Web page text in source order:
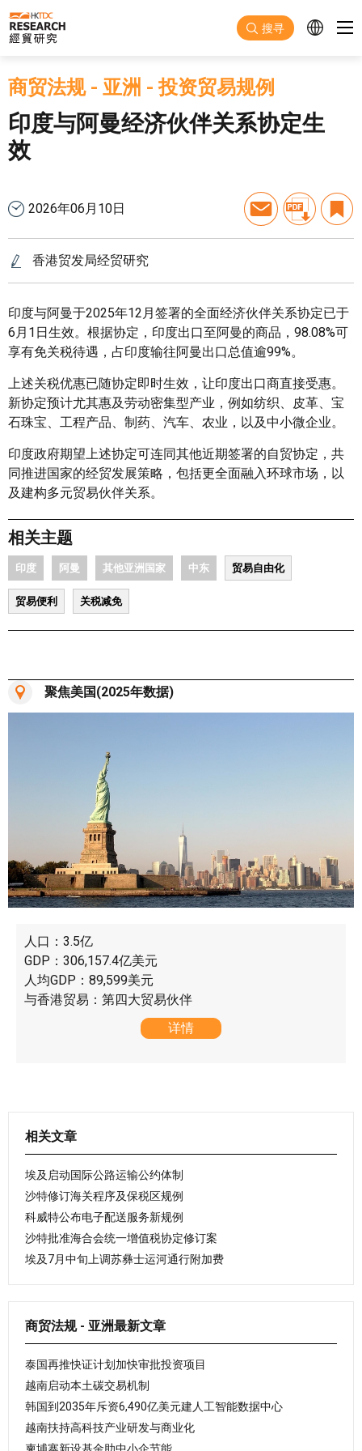
跳至主要内容
搜寻
商贸法规- 亚洲 -投资贸易规例
印度与阿曼经济伙伴关系协定生
效
2026年06月10日
香港贸发局经贸研究
印度与阿曼于2025年12月签署的全面经济伙伴关系协定已于
6月1日生效。根据协定，印度出口至阿曼的商品，98.08%可
享有免关税待遇，占印度输往阿曼出口总值逾99%。
上述关税优惠已随协定即时生效，让印度出口商直接受惠。
新协定预计尤其惠及劳动密集型产业，例如纺织、皮革、宝
石珠宝、工程产品、制药、汽车、农业，以及中小微企业。
印度政府期望上述协定可连同其他近期签署的自贸协定，共
同推进国家的经贸发展策略，包括更全面融入环球市场，以
及建构多元贸易伙伴关系。
相关主题
印度 阿曼 其他亚洲国家 中东 贸易自由化
贸易便利 关税减免
聚焦美国(2025年数据)
人口：3.5亿
GDP：306,157.4亿美元
人均GDP：89,599美元
与香港贸易：第四大贸易伙伴
详情
相关文章
埃及启动国际公路运输公约体制
沙特修订海关程序及保税区规例
科威特公布电子配送服务新规例
沙特批准海合会统一增值税协定修订案
埃及7月中旬上调苏彝士运河通行附加费
商贸法规 - 亚洲最新文章
泰国再推快证计划加快审批投资项目
越南启动本土碳交易机制
韩国到2035年斥资6,490亿美元建人工智能数据中心
越南扶持高科技产业研发与商业化
柬埔寨新设基金助中小企节能